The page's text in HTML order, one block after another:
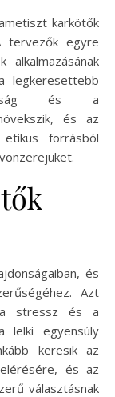
karkötők
tervezők egyre
legkeresettebb
és a
és az
forrásból
és
Azt
stressz és a
lelki egyensúly
keresik az
és az
választásnak